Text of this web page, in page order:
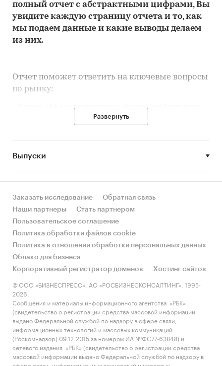
полный отчет с абстрактными цифрами, Вы
увидите каждую страницу отчета и то,как
мы подаем данные и какие выводы делаем
из них.
Отчет поможет ответить на ключевые вопросы
по рынку:
• Каков объем розничного рынка мобильных
телефонов в Тульской области, много это или
России?
• Рынок растет или снижается? Если растет, то
за счет реального спроса или за счет
динамикой других регионов?
• Какое место регион занимает в России и в
своем федеральном округе по объему продаж
и по продажам на душу населения?
• К какому сегменту можно отнести рынок по
размеру и темпом роста (малый/крупный, с
опережающей динамикой/с отстающей
динамикой) в стратегической перспективе и в
текущей ситуации? Меняются ли позиции
региона с течением времени?
• Насколько рынок насыщен и какой у региона
потенциал роста, если сравнить его с
регионами со схожими доходами, со схожей
Развернуть
Выпуски
Заказать исследование
Обратная связь
Наши партнеры
Стать партнером
Пользовательское соглашение
Политика обработки файлов cookie
Политика в отношении обработки персональных данных
Облако для бизнеса
Корпоративный регистратор доменов
Хостинг сайтов
© ООО «БИЗНЕСПРЕСС», АО «РОСБИЗНЕСКОНСАЛТИНГ», 1995-
2026.
Сообщения и материалы информационного агентства «РБК»
(свидетельство о регистрации средства массовой информации
выдано Федеральной службой по надзору в сфере связи,
информационных технологий и массовых коммуникаций
(Роскомнадзор) 09.12.2015 за номером ИА №ФС77-63848) и
сетевого издания «РБК» (свидетельство о регистрации средства
массовой информации выдано Федеральной службой по надзору в